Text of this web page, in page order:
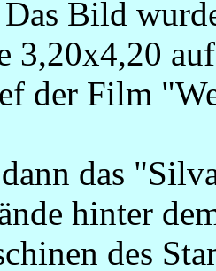
Das Bild
3,20x4,20
der Film
das
hinter
des